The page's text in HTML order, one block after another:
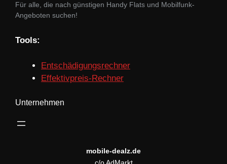
Für alle, die nach günstigen Handy Flats und Mobilfunk-
Angeboten suchen!
Tools:
Entschädigungsrechner
Effektivpreis-Rechner
Unternehmen
mobile-dealz.de
c/o AdMarkt